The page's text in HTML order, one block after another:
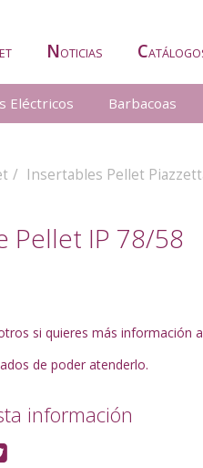
NOTICIAS C
Eléctricos Barbacoas
Insertables Pellet
Pellet IP 78/58
si quieres más información
de poder atenderlo.
información